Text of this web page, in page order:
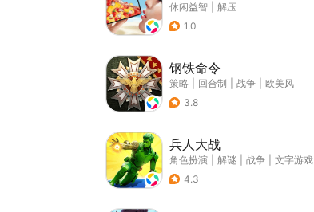
休闲益智
解压
1.0
钢铁命令
策略 回合制 战争
欧美风
3.8
兵人大战
角色扮演 解谜 战争
文字游戏
4.3